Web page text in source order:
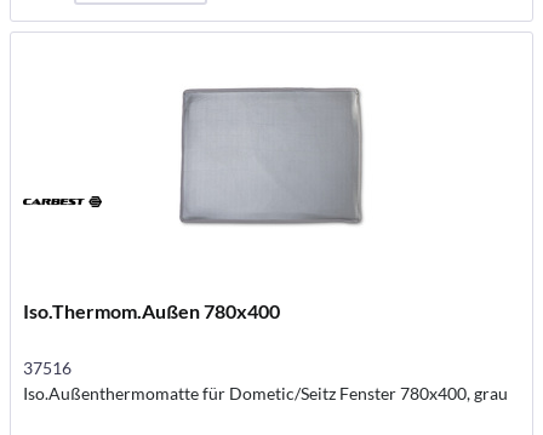
Iso.Thermom.Außen 780x400
37516
Iso.Außenthermomatte für Dometic/Seitz Fenster 780x400, grau